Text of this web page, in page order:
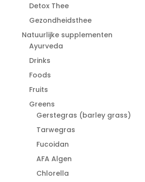
Detox Thee
Gezondheidsthee
Natuurlijke supplementen
Ayurveda
Drinks
Foods
Fruits
Greens
Gerstegras (barley grass)
Tarwegras
Fucoidan
AFA Algen
Chlorella